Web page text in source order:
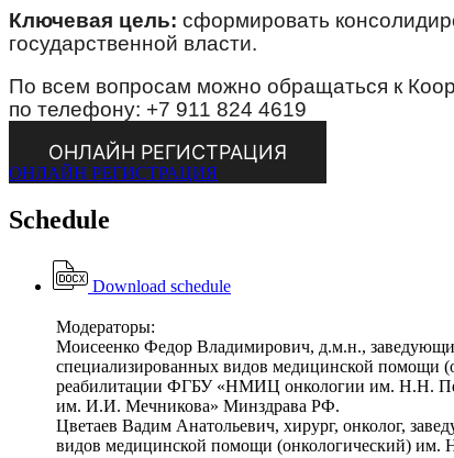
Ключевая цель: сформировать
государственной власти.
По всем вопросам можно обращаться к
по телефону: +7 911 824 4619
ОНЛАЙН РЕГИСТРАЦИЯ
ОНЛАЙН РЕГИСТРАЦИЯ
Schedule
Download schedule
Модераторы:
Моисеенко Федор Владимирович, д.м.н.,
специализированных видов медицинской помощи
реабилитации ФГБУ «НМИЦ онкологии им. Н.Н.
им. И.И. Мечникова» Минздрава РФ.
Цветаев Вадим Анатольевич, хирург, онколог,
видов медицинской помощи (онкологический) им.